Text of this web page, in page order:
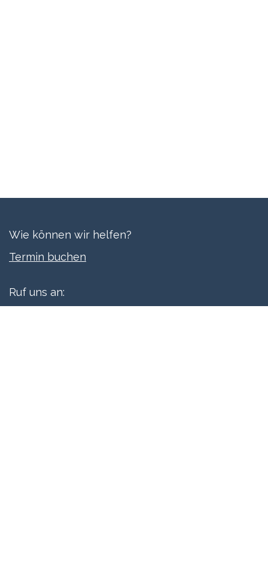
Wie können wir helfen?
Termi​n buchen
Ruf uns an: